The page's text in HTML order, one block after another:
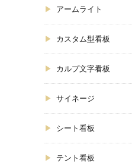
アームライト
カスタム型看板
カルプ文字看板
サイネージ
シート看板
テント看板